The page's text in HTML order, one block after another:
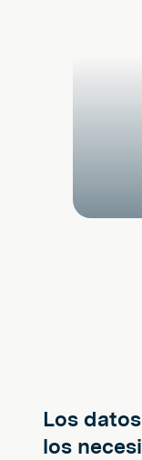
Los
los